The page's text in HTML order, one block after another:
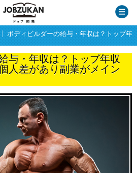
ボディビルダーの給与・年収は？トップ年
与・年収は？トップ年収
人差があり副業がメイン